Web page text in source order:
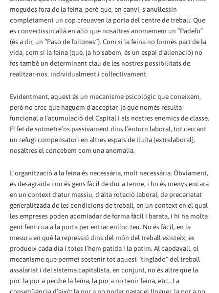
mogudes fora de la feina, però que, en canvi, s’anul·lessin
completament un cop creuaven la porta del centre de treball. Que
es convertissin allà en allò que nosaltres anomemem un “Padefo”
(és a dir, un “Paso de follones”). Com si la feina no formés part de la
vida, com si la feina (que, ja ho sabem, és un espai d’alienació) no
fos també un determinant clau de les nostres possibilitats de
realitzar-nos, individualment i col·lectivament.
Evidentment, aquest és un mecanisme psicològic que coneixem,
però no crec que haguem d’acceptar, ja que només resulta
funcional a l’acumulació del Capital i als nostres enemics de classe.
El fet de sotmetre’ns passivament dins l’entorn laboral, tot cercant
un refugi compensatori en altres espais de lluita (extralaboral),
nosaltres el concebem com una anomalia.
L’organització a la feina és necessària, molt necessària. Òbviament,
és desagraïda i no és gens fàcil de dur a terme, i ho és menys encara
en un context d’atur massiu, d’alta rotació laboral, de precarietat
generalitzada de les condicions de treball, en un context en el qual
les empreses poden acomiadar de forma fàcil i barata, i hi ha molta
gent fent cua a la porta per entrar enlloc teu. No és fàcil, en la
mesura en què la repressió dins del món del treball existeix, es
produeix cada dia i totes l’hem patida i la patim. Al capdavall, el
mecanisme que permet sostenir tot aquest “tinglado” del treball
assalariat i del sistema capitalista, en conjunt, no és altre que la
por: la por a perdre la feina, la por a no tenir feina, etc… I a
conseqüència d’això: la por a no poder pagar el lloguer, la por a no